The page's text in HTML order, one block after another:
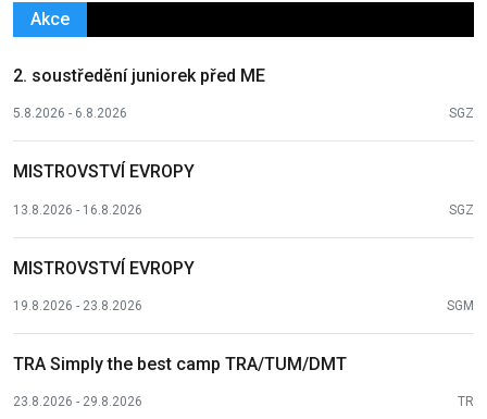
Akce
2. soustředění juniorek před ME
5.8.2026 - 6.8.2026 SGZ
MISTROVSTVÍ EVROPY
13.8.2026 - 16.8.2026 SGZ
MISTROVSTVÍ EVROPY
19.8.2026 - 23.8.2026 SGM
TRA Simply the best camp TRA/TUM/DMT
23.8.2026 - 29.8.2026 TR